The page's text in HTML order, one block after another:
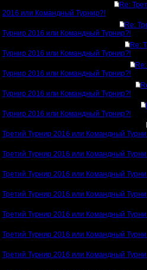
Re:
2016 или Командный Турнир?!
Re:
Турнир 2016 или Командный Турнир?!
Re:
Турнир 2016 или Командный Турнир?!
Турнир 2016 или Командный Турнир?!
Турнир 2016 или Командный Турнир?!
Турнир 2016 или Командный Турнир?!
Третий Турнир 2016 или Командный
Третий Турнир 2016 или Командный
Третий Турнир 2016 или Командный
Третий Турнир 2016 или Командный
Третий Турнир 2016 или Командный
Третий Турнир 2016 или Командный
Третий Турнир 2016 или Командный